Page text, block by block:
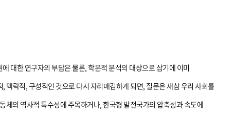
대한 연구자의 부담은 물론, 학문적 분석의 대상으로 삼기에 이미
락적, 구성적인 것으로 다시 자리매김하게 되면, 질문은 새삼 우리 사회를
의 역사적 특수성에 주목하거나, 한국형 발전국가의 압축성과 속도에